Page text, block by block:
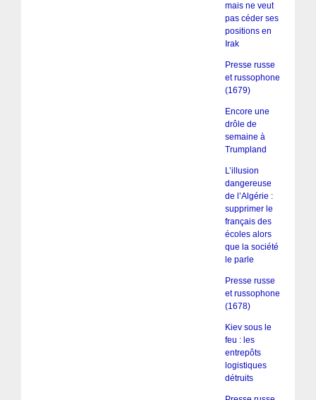
mais ne veut
pas céder ses
positions en
Irak
Presse russe
et russophone
(1679)
Encore une
drôle de
semaine à
Trumpland
L’illusion
dangereuse
de l’Algérie :
supprimer le
français des
écoles alors
que la société
le parle
Presse russe
et russophone
(1678)
Kiev sous le
feu : les
entrepôts
logistiques
détruits